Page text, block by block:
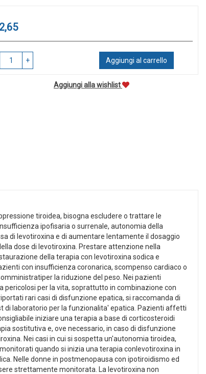
+ Aggiungi al carrello
Aggiungi alla wishlist
tiroidea, bisogna escludere o trattare le
ipofisaria o surrenale, autonomia della
di levotiroxina e di aumentare lentamente il dosaggio
dose di levotiroxina. Prestare attenzione nella
della terapia con levotiroxina sodica e
con insufficienza coronarica, scompenso cardiaco o
la riduzione del peso. Nei pazienti
per la vita, soprattutto in combinazione con
rari casi di disfunzione epatica, si raccomanda di
di laboratorio per la funzionalita' epatica. Pazienti affetti
iniziare una terapia a base di corticosteroidi
sostitutiva e, ove necessario, in caso di disfunzione
Nei casi in cui si sospetta un'autonomia tiroidea,
quando si inizia una terapia conlevotiroxina in
Nelle donne in postmenopausa con ipotiroidismo ed
strettamente monitorata. La levotiroxina non